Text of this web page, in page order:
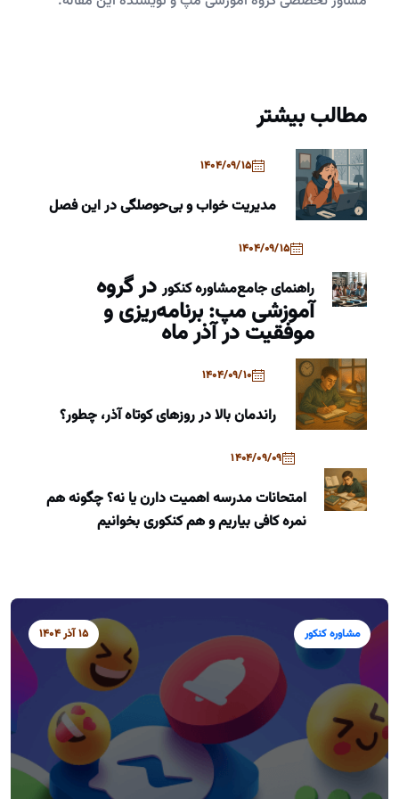
مطالب بیشتر
1404/09/15
مدیریت خواب و بی‌حوصلگی در این فصل
1404/09/15
راهنمای جامعمشاوره کنکوردر گروه
آموزشی مپ: برنامه‌ریزی و
موفقیت در آذر ماه
1404/09/10
راندمان بالا در روزهای کوتاه آذر، چطور؟
1404/09/09
امتحانات مدرسه اهمیت دارن یا نه؟ چگونه هم
نمره کافی بیاریم و هم کنکوری بخوانیم
مشاوره کنکور 15 آذر 1404